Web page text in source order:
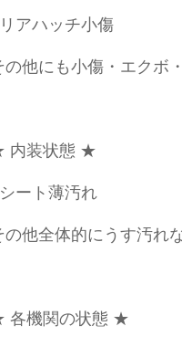
アハッチ小傷
の他にも小傷・エクボ
内装状態 ★
ート薄汚れ
の他全体的にうす汚れ
各機関の状態 ★